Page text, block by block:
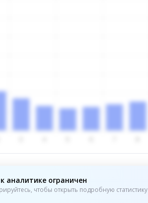
аналитике ограничен
чтобы открыть подробную статистику